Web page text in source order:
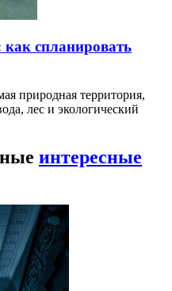
как спланировать
природная территория,
лес и экологический
интересные